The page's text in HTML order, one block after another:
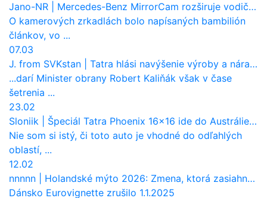
Jano-NR
Mercedes-Benz MirrorCam rozširuje vodičovi výhľad a uberá autobusom odpor vzduchu
O kamerových zrkadlách bolo napísaných bambilión
článkov, vo ...
07.03
J. from SVKstan
Tatra hlási navýšenie výroby a nárast tržieb. Ktorí odberatelia sú kľúčoví?
...darí Minister obrany Robert Kaliňák však v čase
šetrenia ...
23.02
Sloniik
Špeciál Tatra Phoenix 16×16 ide do Austrálie. Na čo bude slúžiť?
Nie som si istý, či toto auto je vhodné do odľahlých
oblastí, ...
12.02
nnnnn
Holandské mýto 2026: Zmena, ktorá zasiahne slovenských dopravcov
Dánsko Eurovignette zrušilo 1.1.2025